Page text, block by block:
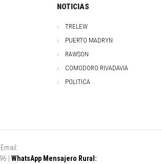
NOTICIAS
TRELEW
PUERTO MADRYN
RAWSON
COMODORO RIVADAVIA
POLITICA
| WhatsApp Mensajero Rural: